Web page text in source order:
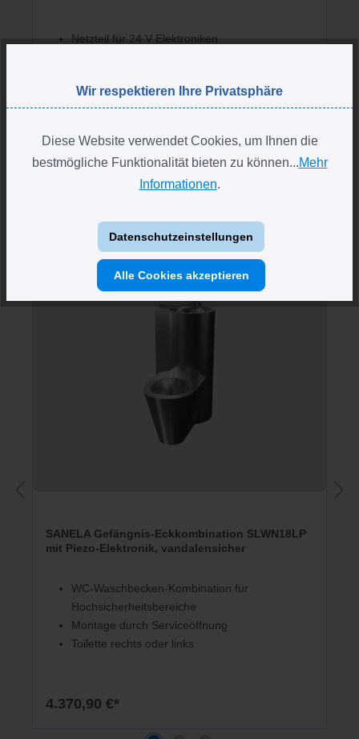
Netzteil für 24 V Elektroniken
67,95 €*
Produktgalerie überspringen
Ähnliche Artikel
SANELA Gefängnis-Eckkombination SLWN18LP
mit Piezo-Elektronik, vandalensicher
WC-Waschbecken-Kombination für
Hochsicherheitsbereiche
Montage durch Serviceöffnung
Toilette rechts oder links
4.370,90 €*
Wir respektieren Ihre Privatsphäre
Diese Website verwendet Cookies, um Ihnen die
bestmögliche Funktionalität bieten zu können...Mehr
Informationen.
Datenschutzeinstellungen
Alle Cookies akzeptieren